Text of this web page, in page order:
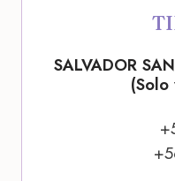
SALVADOR